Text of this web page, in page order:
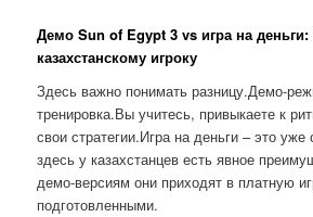
Демо Sun of Egypt 3 vs игра на
казахстанскому игроку
Здесь важно понимать разницу.Демо-
тренировка.Вы учитесь, привыкаете к
свои стратегии.Игра на деньги – это
здесь у казахстанцев есть явное
демо-версиям они приходят в платную
подготовленными.